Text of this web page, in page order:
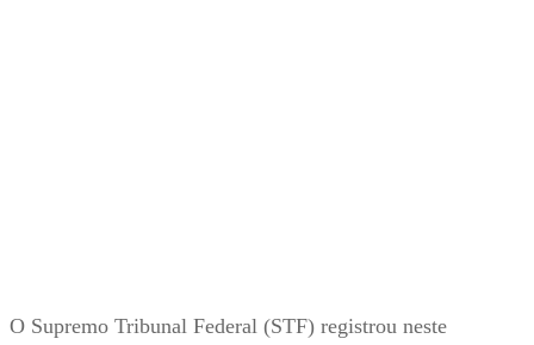
O Supremo Tribunal Federal (STF) registrou neste